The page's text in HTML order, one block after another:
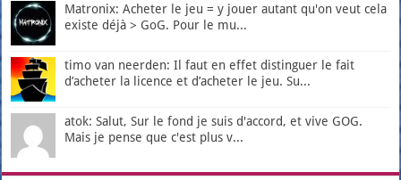
Matronix: Acheter le jeu = y jouer autant qu'on veut cela
existe déjà > GoG. Pour le mu...
timo van neerden: Il faut en effet distinguer le fait
d’acheter la licence et d’acheter le jeu. Su...
atok: Salut, Sur le fond je suis d'accord, et vive GOG.
Mais je pense que c'est plus v...